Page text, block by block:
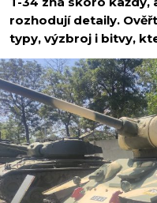
rozhodují detaily.
typy, výzbroj i bitvy,